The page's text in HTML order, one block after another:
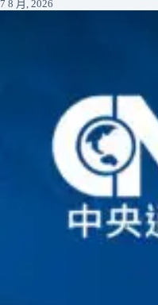
7 8 月, 2026